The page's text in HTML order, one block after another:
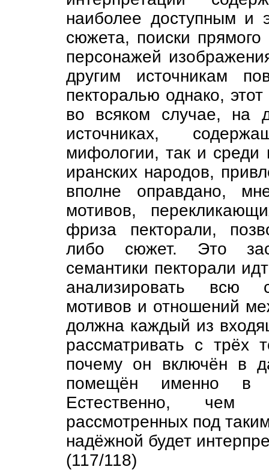
наиболее доступным и
сюжета, поиски
персонажей
другим источникам
пекторалью однако,
во всяком случае, на
источниках,
мифологии, так и среди
иранских народов,
вполне оправдано,
мотивов,
фриза пекторали,
либо сюжет. Это
семантики пекторали
анализировать всю
мотивов и отношений
должна каждый из
рассматривать с трёх
почему он включён в
помещён именно в
Естественно, чем
рассмотренных под
надёжной будет
(117/118)